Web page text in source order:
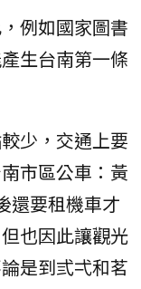
例如國家圖書
生台南第一條
少，交通上要
市區公車：黃
還要租機車才
也因此讓觀光
是到弎弌和茗